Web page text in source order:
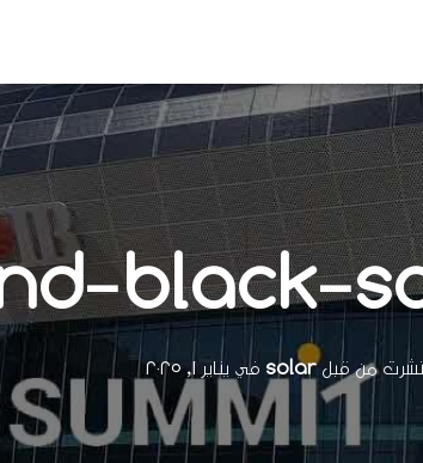
black-
نشرت من قبلsolar في يناير 1, 2025